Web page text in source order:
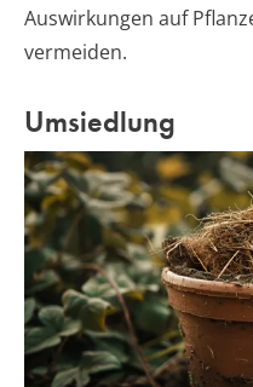
Auswirkungen auf
vermeiden.
Umsiedlung